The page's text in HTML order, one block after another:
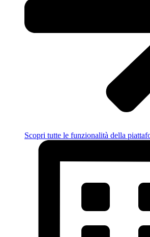
Scopri tutte le funzionalità della